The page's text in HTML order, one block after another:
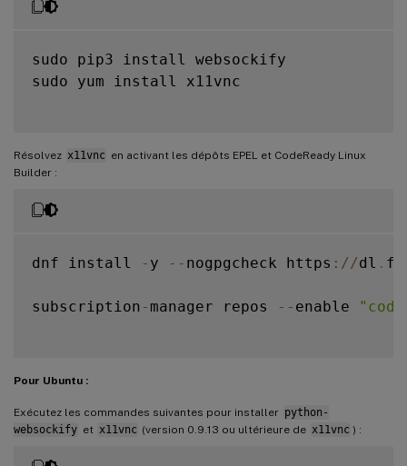
sudo pip3 install websockify
sudo yum install x11vnc
Résolvez x11vnc en activant les dépôts EPEL et CodeReady Linux
Builder :
dnf install - y -- nogpgcheck https : / /dl .
subscription - manager repos -- enable
Pour Ubuntu :
Exécutez les commandes suivantes pour installer python-
websockify et x11vnc (version 0.9.13 ou ultérieure de x11vnc ) :